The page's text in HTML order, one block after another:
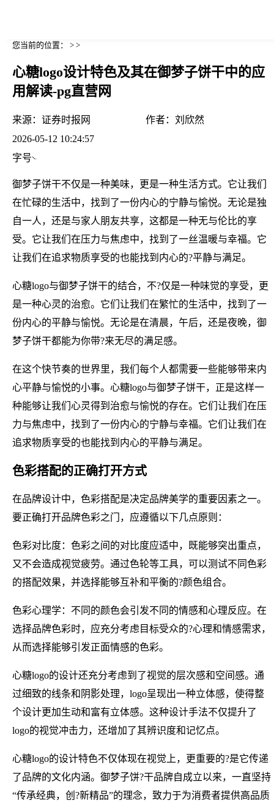
您当前的位置： > >
心糖logo设计特色及其在御梦子饼干中的应
用解读-pg直营网
来源： 证券时报网 作者： 刘欣然
2026-05-12 10:24:57
字号
御梦子饼干不仅是一种美味，更是一种生活方式。它让我们
在忙碌的生活中，找到了一份内心的宁静与愉悦。无论是独
自一人，还是与家人朋友共享，这都是一种无与伦比的享
受。它让我们在压力与焦虑中，找到了一丝温暖与幸福。它
让我们在追求物质享受的也能找到内心的?平静与满足。
心糖logo与御梦子饼干的结合，不?仅是一种味觉的享受，更
是一种心灵的治愈。它们让我们在繁忙的生活中，找到了一
份内心的平静与愉悦。无论是在清晨，午后，还是夜晚，御
梦子饼干都能为你带?来无尽的满足感。
在这个快节奏的世界里，我们每个人都需要一些能够带来内
心平静与愉悦的小事。心糖logo与御梦子饼干，正是这样一
种能够让我们心灵得到治愈与愉悦的存在。它们让我们在压
力与焦虑中，找到了一份内心的宁静与幸福。它们让我们在
追求物质享受的也能找到内心的平静与满足。
色彩搭配的正确打开方式
在品牌设计中，色彩搭配是决定品牌美学的重要因素之一。
要正确打开品牌色彩之门，应遵循以下几点原则：
色彩对比度：色彩之间的对比度应适中，既能够突出重点，
又不会造成视觉疲劳。通过色轮等工具，可以测试不同色彩
的搭配效果，并选择能够互补和平衡的?颜色组合。
色彩心理学：不同的颜色会引发不同的情感和心理反应。在
选择品牌色彩时，应充分考虑目标受众的?心理和情感需求，
从而选择能够引发正面情感的色彩。
心糖logo的设计还充分考虑到了视觉的层次感和空间感。通
过细致的线条和阴影处理，logo呈现出一种立体感，使得整
个设计更加生动和富有立体感。这种设计手法不仅提升了
logo的视觉冲击力，还增加了其辨识度和记忆点。
心糖logo的设计特色不仅体现在视觉上，更重要的?是它传递
了品牌的文化内涵。御梦子饼?干品牌自成立以来，一直坚持
“传承经典，创?新精品”的理念，致力于为消费者提供高品质